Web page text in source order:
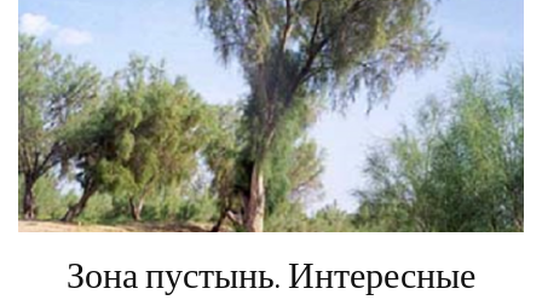
Зона пустынь. Интересные